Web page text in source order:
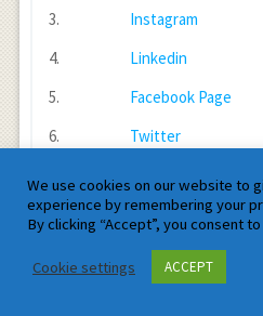
3.
Instagram
4.
Linkedin
5.
Facebook Page
6.
Twitter
Facebook
Twitter
We use cookies on our website to
experience by remembering your
By clicking “Accept”, you consent
Cookie settings ACCEPT